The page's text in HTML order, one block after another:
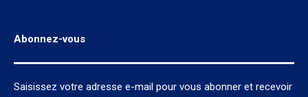
Abonnez-vous
Saisissez votre adresse e-mail pour vous abonner et recevoir